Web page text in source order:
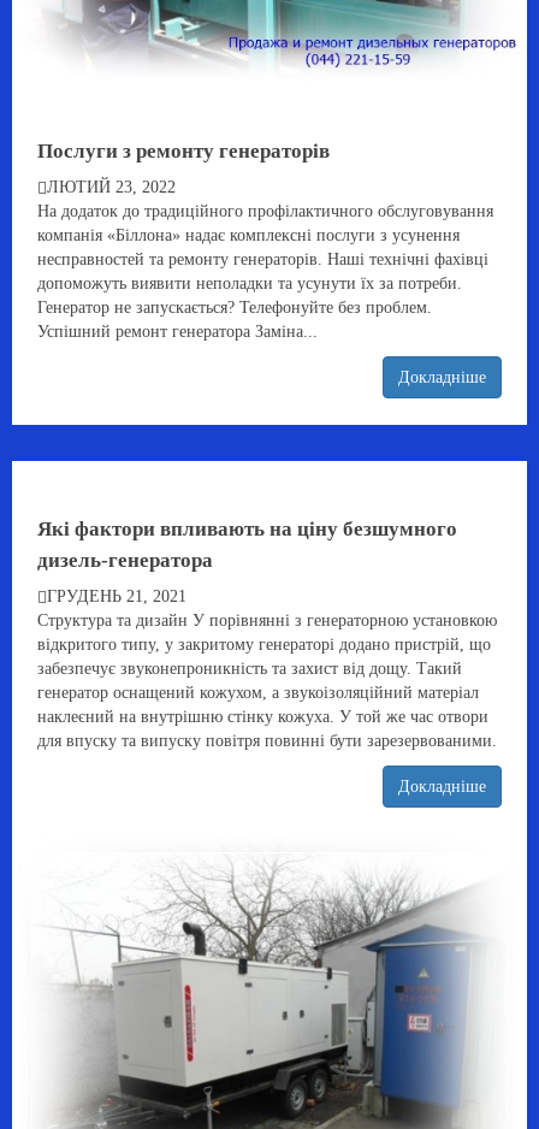
Послуги з ремонту генераторів
ЛЮТИЙ 23, 2022
На додаток до традиційного профілактичного обслуговування
компанія «Біллона» надає комплексні послуги з усунення
несправностей та ремонту генераторів. Наші технічні фахівці
допоможуть виявити неполадки та усунути їх за потреби.
Генератор не запускається? Телефонуйте без проблем.
Успішний ремонт генератора Заміна...
Докладніше
Які фактори впливають на ціну безшумного
дизель-генератора
ГРУДЕНЬ 21, 2021
Структура та дизайн У порівнянні з генераторною установкою
відкритого типу, у закритому генераторі додано пристрій, що
забезпечує звуконепроникність та захист від дощу. Такий
генератор оснащений кожухом, а звукоізоляційний матеріал
наклеєний на внутрішню стінку кожуха. У той же час отвори
для впуску та випуску повітря повинні бути зарезервованими.
Докладніше